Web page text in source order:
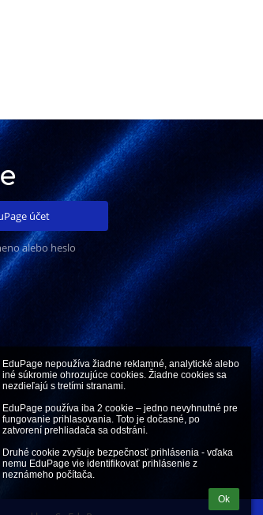
EduPage nepoužíva žiadne reklamné, analytické alebo
iné súkromie ohrozujúce cookies. Žiadne cookies sa
nezdieľajú s tretími stranami.
EduPage používa iba 2 cookie – jedno nevyhnutné pre
fungovanie prihlasovania. Toto je dočasné, po
zatvorení prehliadača sa odstráni.
Druhé cookie zvyšuje bezpečnosť prihlásenia - vďaka
nemu EduPage vie identifikovať prihlásenie z
neznámeho počítača.
Ok
účet
alebo heslo